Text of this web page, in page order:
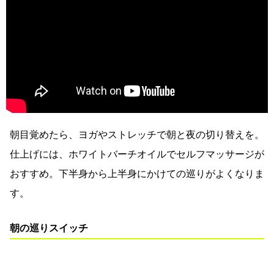
朝目覚めたら、ヨガやストレッチで朝と夜の切り替えを。
仕上げには、ホワイトバーチオイルでセルフマッサージが
おすすめ。下半身から上半身にかけての巡りがよくなりま
す。
朝の巡りスイッチ